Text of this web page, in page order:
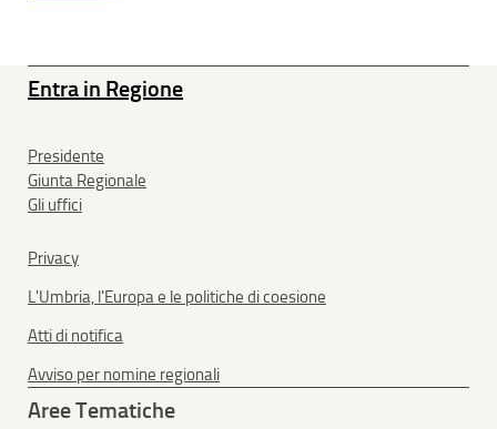
Entra in Regione
Presidente
Giunta Regionale
Gli uffici
Privacy
L'Umbria, l'Europa e le politiche di coesione
Atti di notifica
Avviso per nomine regionali
Aree Tematiche